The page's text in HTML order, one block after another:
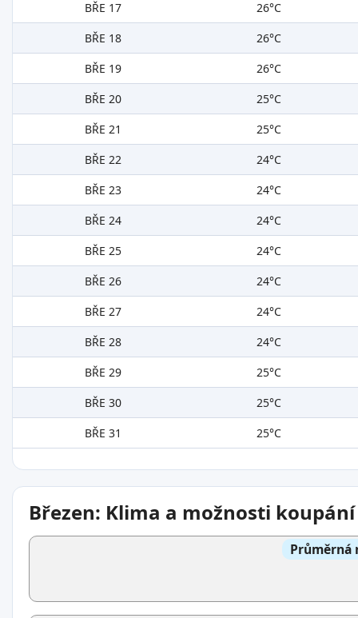
BŘE 17
26°C
BŘE 18
26°C
BŘE 19
26°C
BŘE 20
25°C
BŘE 21
25°C
BŘE 22
24°C
BŘE 23
24°C
BŘE 24
24°C
BŘE 25
24°C
BŘE 26
24°C
BŘE 27
24°C
BŘE 28
24°C
BŘE 29
25°C
BŘE 30
25°C
BŘE 31
25°C
Březen: Klima a možnosti koupání
Průměrná